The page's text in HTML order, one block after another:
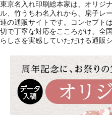
東京名入れ印刷総本家は、オリジ
ル、竹うちわ名入れから、扇子レ
連の通販サイトです。コンセプト
切で丁寧な対応をこころがけ、全
らしさを実感していただける通販